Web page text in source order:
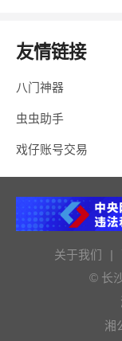
友情链接
八门神器
虫虫助手
戏仔账号交易
关于我们 |
© 长
湘